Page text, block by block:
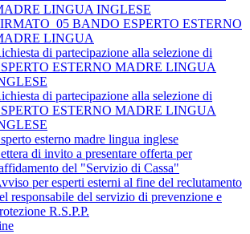
LINGUA INGLESE
BANDO ESPERTO ESTERNO
LINGUA
di partecipazione alla selezione di
ESTERNO MADRE LINGUA
di partecipazione alla selezione di
ESTERNO MADRE LINGUA
esterno madre lingua inglese
di invito a presentare offerta per
del "Servizio di Cassa"
per esperti esterni al fine del reclutamento
responsabile del servizio di prevenzione e
R.S.P.P.